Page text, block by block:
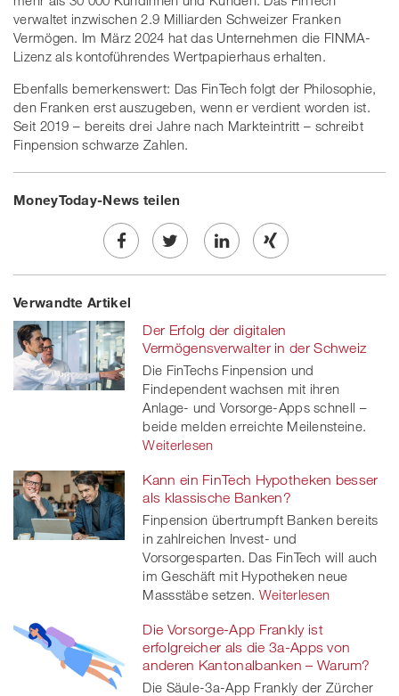
verwaltet inzwischen 2.9 Milliarden Schweizer Franken
Vermögen. Im März 2024 hat das Unternehmen die FINMA-
Lizenz als kontoführendes Wertpapierhaus erhalten.
Ebenfalls bemerkenswert: Das FinTech folgt der Philosophie,
den Franken erst auszugeben, wenn er verdient worden ist.
Seit 2019 – bereits drei Jahre nach Markteintritt – schreibt
Finpension schwarze Zahlen.
MoneyToday-News teilen
Share
on
Facebook
Twe
on
twitt
er
Share
linkedin
Share
Xing
Verwandte Artikel
Der Erfolg der digitalen
Vermögensverwalter in der Schweiz
Die FinTechs Finpension und
Findependent wachsen mit ihren
Anlage- und Vorsorge-Apps schnell –
beide melden erreichte Meilensteine.
Weiterlesen
Kann ein FinTech Hypotheken besser
als klassische Banken?
Finpension übertrumpft Banken bereits
in zahlreichen Invest- und
Vorsorgesparten. Das FinTech will auch
im Geschäft mit Hypotheken neue
Massstäbe setzen. Weiterlesen
Die Vorsorge-App Frankly ist
erfolgreicher als die 3a-Apps von
anderen Kantonalbanken – Warum?
Die Säule-3a-App Frankly der Zürcher